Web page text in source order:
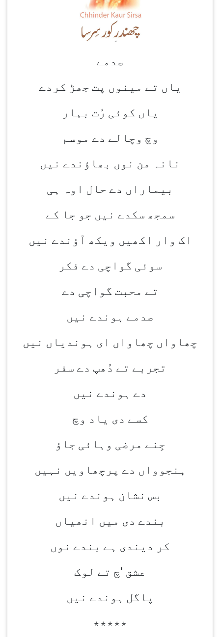
صدمے
یاں تے مینوں پت جھڑ کردے
یاں کوئی رُت بہار
وچ وچالے دے موسم
نانہ من نوں بھاؤندے نیں
بیماراں دے حال اوہ ہی
سمجھ سکدے نیں جو جا کے
اک وار اکھیں ویکھ آؤندے نیں
سوئی گواچی دے فکر
تے محبت گواچی دے
صدمے ہوندے نیں
چھاواں چھاواں ای ہوندیاں نیں
تجربے تے دُھپ دے سفر
دے ہوندے نیں
کسے دی یاد وچ
جِنے مرضی وہائی جاؤ
ہنجوواں دے پرچھاویں نہیں
بس نشان ہوندے نیں
بندے دی میں انھیاں
کر دیندی ہے بندے نوں
عشق 'چ تے لوک
پاگل ہوندے نیں
٭٭٭٭٭